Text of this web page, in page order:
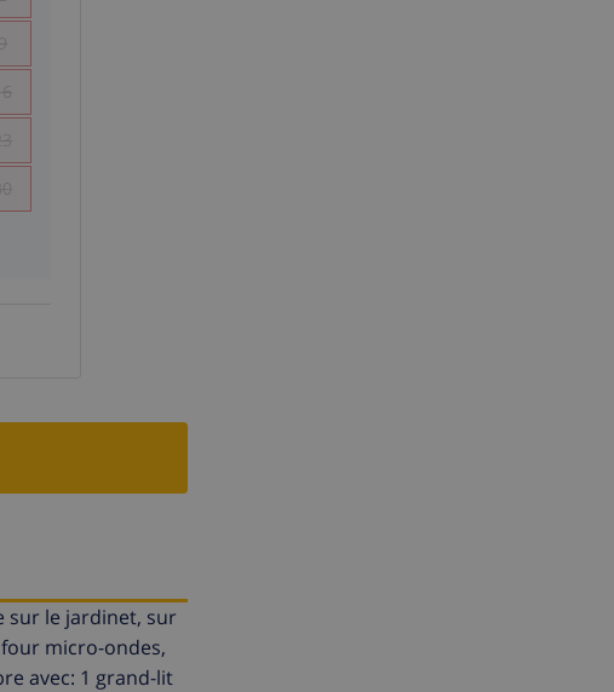
9
sur le jardinet, sur
micro-ondes,
avec: 1 grand-lit